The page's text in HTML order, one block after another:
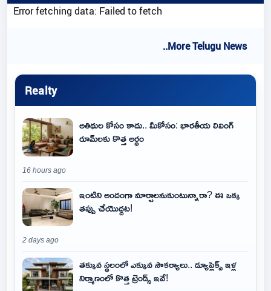
Error fetching data: Failed to fetch
..More Telugu News
Realty
అతిథుల కోసం కాదు.. మీకోసం: భారతీయ లివింగ్
రూమ్‌లకు కొత్త అర్థం
16 hours ago
ఇంటిని అందంగా మార్చాలనుకుంటున్నారా? ఈ ఒక్క
తప్పు చేయొద్దట!
2 days ago
తక్కువ స్థలంలో ఎక్కువ సౌకర్యాలు.. డ్యూప్లెక్స్ ఇళ్ల
నిర్మాణంలో కొత్త ట్రెండ్స్ ఇవే!